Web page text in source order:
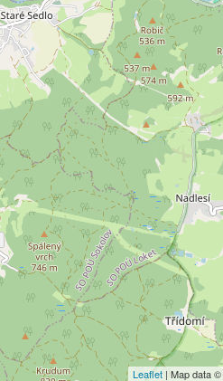
Leaflet | Map data ©